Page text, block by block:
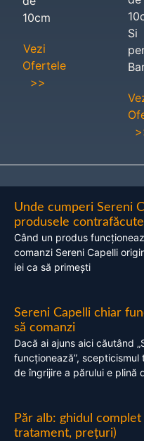
10cm
Vezi
Ofertele
>>
Si
Unde cumperi Sereni
produsele contrafăcute
Când un produs
comanzi Sereni Capelli
iei ca să primești
Sereni Capelli chiar
să comanzi
Dacă ai ajuns aici căutând
funcționează”, scepticismul
de îngrijire a părului e plină
Păr alb: ghidul
tratament, prețuri)